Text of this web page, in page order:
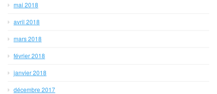
mai 2018
avril 2018
mars 2018
février 2018
janvier 2018
décembre 2017